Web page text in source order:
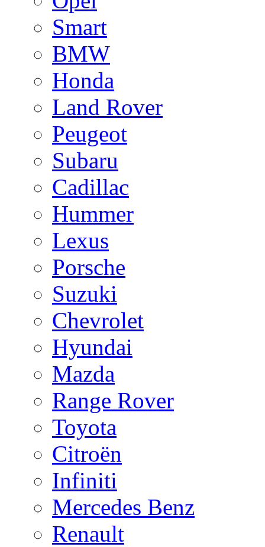
Smart
BMW
Honda
Land Rover
Peugeot
Subaru
Cadillac
Hummer
Lexus
Porsche
Suzuki
Chevrolet
Hyundai
Mazda
Range Rover
Toyota
Citroën
Infiniti
Mercedes Benz
Renault